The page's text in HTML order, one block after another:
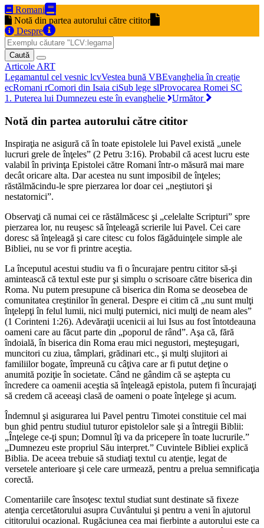
Romani
Notă din partea autorului către cititor
Despre
Caută
Articole ART
Legamantul cel vesnic lcvVestea bună VBEvanghelia în creație
ecRomani rComori din Isaia ciSub lege slProvocarea Romei SC
1. Puterea lui Dumnezeu este în evanghelie
Următor
Notă din partea autorului către cititor
Inspiraţia ne asigură că în toate epistolele lui Pavel există „unele
lucruri grele de înţeles” (2 Petru 3:16). Probabil că acest lucru este
valabil în privinţa Epistolei către Romani într-o măsură mai mare
decât oricare alta. Dar acestea nu sunt imposibil de înţeles;
răstălmăcindu-le spre pierzarea lor doar cei „neştiutori şi
nestatornici”.
Observaţi că numai cei ce răstălmăcesc şi „celelalte Scripturi” spre
pierzarea lor, nu reuşesc să înţeleagă scrierile lui Pavel. Cei care
doresc să înţeleagă şi care citesc cu folos făgăduinţele simple ale
Bibliei, nu se vor fi printre aceştia.
La începutul acestui studiu va fi o încurajare pentru cititor să-şi
amintească că textul este pur şi simplu o scrisoare către biserica din
Roma. Nu putem presupune că biserica din Roma se deosebea de
comunitatea creştinilor în general. Despre ei citim că „nu sunt mulţi
înţelepţi în felul lumii, nici mulţi puternici, nici mulţi de neam ales”
(1 Corinteni 1:26). Adevăraţii ucenicii ai lui Isus au fost întotdeauna
oameni care au făcut parte din „poporul de rând”. Aşa că, fără
îndoială, în biserica din Roma erau mici negustori, meşteşugari,
muncitori cu ziua, tâmplari, grădinari etc., şi mulţi slujitori ai
familiilor bogate, împreună cu câţiva care ar fi putut deţine o
anumită poziţie în societate. Când ne gândim că se aştepta cu
încredere ca oamenii aceştia să înţeleagă epistola, putem fi încurajaţi
să credem că aceeaşi clasă de oameni o poate înţelege şi acum.
Îndemnul şi asigurarea lui Pavel pentru Timotei constituie cel mai
bun ghid pentru studiul tuturor epistolelor sale şi a întregii Biblii:
„Înţelege ce-ţi spun; Domnul îţi va da pricepere în toate lucrurile.”
„Dumnezeu este propriul Său interpret.” Cuvintele Bibliei explică
Biblia. De aceea trebuie să studiaţi textul cu atenţie, legat de
versetele anterioare şi cele care urmează, pentru a prelua semnificaţia
corectă.
Comentariile care însoţesc textul studiat sunt destinate să fixeze
atenţia cercetătorului asupra Cuvântului şi pentru a veni în ajutorul
cititorului ocazional. Rugăciunea cea mai fierbinte a autorului este ca